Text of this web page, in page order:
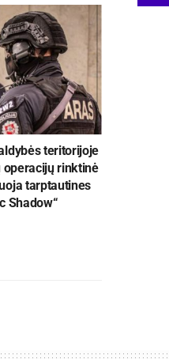
teritorijoje
rinktinė
tarptautines
Shadow“